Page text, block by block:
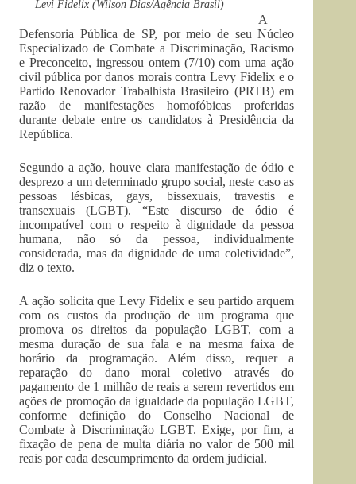
Levi Fidelix (Wilson Dias/Agência Brasil)
A
Defensoria Pública de SP, por meio de seu Núcleo
Especializado de Combate a Discriminação, Racismo
e Preconceito, ingressou ontem (7/10) com uma ação
civil pública por danos morais contra Levy Fidelix e o
Partido Renovador Trabalhista Brasileiro (PRTB) em
razão de manifestações homofóbicas proferidas
durante debate entre os candidatos à Presidência da
República.
Segundo a ação, houve clara manifestação de ódio e
desprezo a um determinado grupo social, neste caso as
pessoas lésbicas, gays, bissexuais, travestis e
transexuais (LGBT). “Este discurso de ódio é
incompatível com o respeito à dignidade da pessoa
humana, não só da pessoa, individualmente
considerada, mas da dignidade de uma coletividade”,
diz o texto.
A ação solicita que Levy Fidelix e seu partido arquem
com os custos da produção de um programa que
promova os direitos da população LGBT, com a
mesma duração de sua fala e na mesma faixa de
horário da programação. Além disso, requer a
reparação do dano moral coletivo através do
pagamento de 1 milhão de reais a serem revertidos em
ações de promoção da igualdade da população LGBT,
conforme definição do Conselho Nacional de
Combate à Discriminação LGBT. Exige, por fim, a
fixação de pena de multa diária no valor de 500 mil
reais por cada descumprimento da ordem judicial.